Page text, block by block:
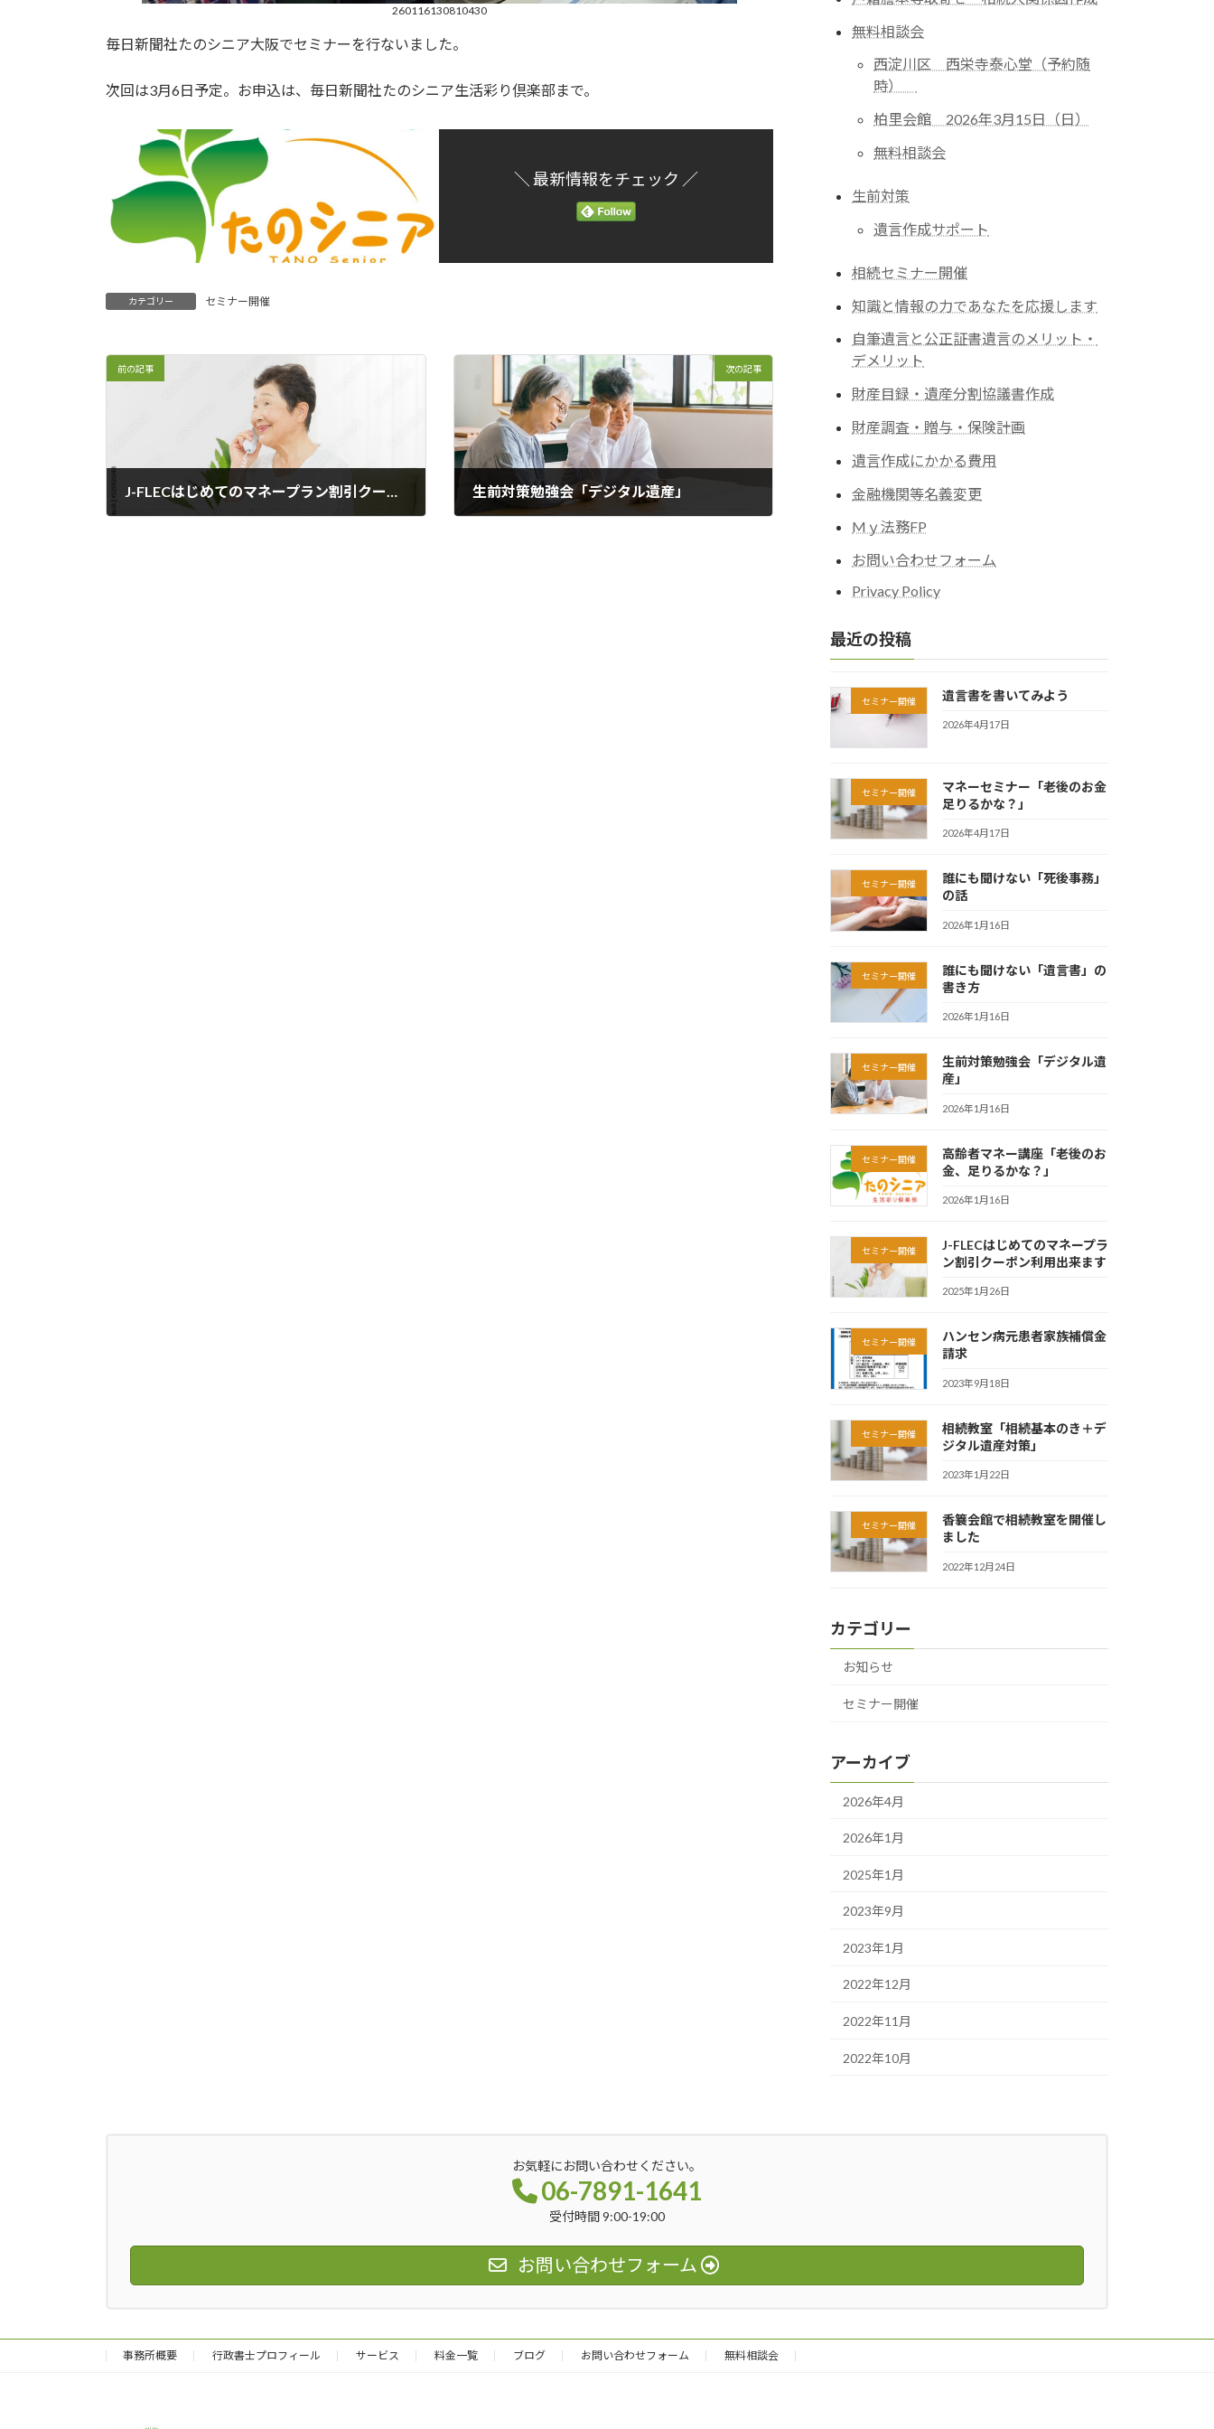
260116130810430
毎日新聞社たのシニア大阪でセミナーを行ないました。
次回は3月6日予定。お申込は、毎日新聞社たのシニア生活彩り倶楽部まで。
＼ 最新情報をチェック ／
カテゴリー セミナー開催
前の記事
J-FLECはじめてのマネープラン割引クーポン利用出来ます
次の記事
生前対策勉強会「デジタル遺産」
無料相談会
西淀川区 西栄寺泰心堂（予約随
時）
柏里会館 2026年3月15日（日）
無料相談会
生前対策
遺言作成サポート
相続セミナー開催
知識と情報の力であなたを応援します
自筆遺言と公正証書遺言のメリット・
デメリット
財産目録・遺産分割協議書作成
財産調査・贈与・保険計画
遺言作成にかかる費用
金融機関等名義変更
Mｙ法務FP
お問い合わせフォーム
Privacy Policy
最近の投稿
セミナー開催 遺言書を書いてみよう
2026年4月17日
セミナー開催
マネーセミナー「老後のお金
足りるかな？」
2026年4月17日
セミナー開催
誰にも聞けない「死後事務」
の話
2026年1月16日
セミナー開催
誰にも聞けない「遺言書」の
書き方
2026年1月16日
セミナー開催
生前対策勉強会「デジタル遺
産」
2026年1月16日
セミナー開催
高齢者マネー講座「老後のお
金、足りるかな？」
2026年1月16日
セミナー開催
J-FLECはじめてのマネープラ
ン割引クーポン利用出来ます
2025年1月26日
セミナー開催
ハンセン病元患者家族補償金
請求
2023年9月18日
セミナー開催
相続教室「相続基本のき＋デ
ジタル遺産対策」
2023年1月22日
セミナー開催
香簔会館で相続教室を開催し
ました
2022年12月24日
カテゴリー
お知らせ
セミナー開催
アーカイブ
2026年4月
2026年1月
2025年1月
2023年9月
2023年1月
2022年12月
2022年11月
2022年10月
お気軽にお問い合わせください。
06-7891-1641
受付時間 9:00-19:00
お問い合わせフォーム
事務所概要 行政書士プロフィール サービス 料金一覧 ブログ お問い合わせフォーム 無料相談会